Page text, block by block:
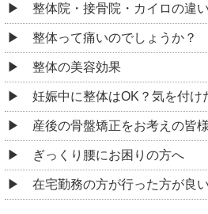
整体院・接骨院・カイロの違
整体って痛いのでしょうか？
整体の美容効果
妊娠中に整体はOK？気を付け
産後の骨盤矯正をお考えの皆
ぎっくり腰にお困りの方へ
在宅勤務の方が行った方が良